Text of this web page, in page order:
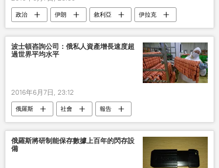
政治 伊朗 敘利亞
伊拉克
庫爾德人
化學武器 伊斯蘭國
波士頓咨詢公司：俄私人資產增長速度超
過世界平均水平
2016年6月7日, 23:12
俄羅斯 社會 報告
俄羅斯將研制能保存數據上百年的閃存設
備